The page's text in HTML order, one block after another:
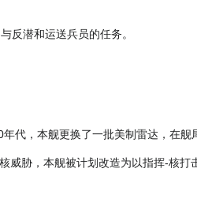
反潜和运送兵员的任务。
代，本舰更换了一批美制雷达，在舰
胁，本舰被计划改造为以指挥-核打